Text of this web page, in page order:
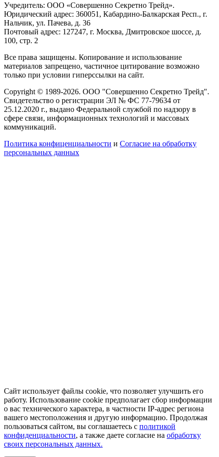
Учредитель: ООО «Совершенно Секретно Трейд».
Юридический адрес: 360051, Кабардино-Балкарская Респ., г.
Нальчик, ул. Пачева, д. 36
Почтовый адрес: 127247, г. Москва, Дмитровское шоссе, д.
100, стр. 2
Все права защищены. Копирование и использование
материалов запрещено, частичное цитирование возможно
только при условии гиперссылки на сайт.
Copyright © 1989-2026. ООО "Совершенно Секретно Трейд".
Свидетельство о регистрации ЭЛ № ФС 77-79634 от
25.12.2020 г., выдано Федеральной службой по надзору в
сфере связи, информационных технологий и массовых
коммуникаций.
Политика конфиценциальности и Согласие на обработку
персональных данных
Сайт использует файлы cookie, что позволяет улучшить его
работу. Использование cookie предполагает сбор информации
о вас технического характера, в частности IP-адрес региона
вашего местоположения и другую информацию. Продолжая
пользоваться сайтом, вы соглашаетесь с политикой
конфиденциальности, а также даете согласие на обработку
своих персональных данных.